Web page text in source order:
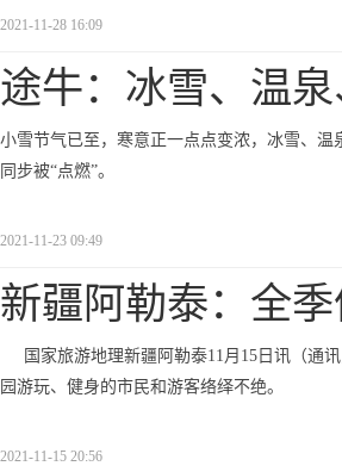
2021-11-28 16:09
途牛：冰雪、温
小雪节气已至，寒意正一点点变浓，冰雪、
同步被“点燃”。
2021-11-23 09:49
新疆阿勒泰：全
国家旅游地理新疆阿勒泰11月15日讯（通
园游玩、健身的市民和游客络绎不绝。
2021-11-15 20:56